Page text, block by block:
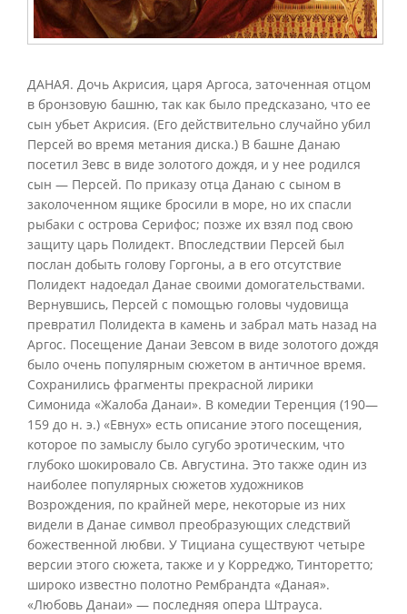
ДАНАЯ. Дочь Акрисия, царя Аргоса, заточенная отцом
в бронзовую башню, так как было предсказано, что ее
сын убьет Акрисия. (Его действительно случайно убил
Персей во время метания диска.) В башне Данаю
посетил Зевс в виде золотого дождя, и у нее родился
сын — Персей. По приказу отца Данаю с сыном в
заколоченном ящике бросили в море, но их спасли
рыбаки с острова Серифос; позже их взял под свою
защиту царь Полидект. Впоследствии Персей был
послан добыть голову Горгоны, а в его отсутствие
Полидект надоедал Данае своими домогательствами.
Вернувшись, Персей с помощью головы чудовища
превратил Полидекта в камень и забрал мать назад на
Аргос. Посещение Данаи Зевсом в виде золотого дождя
было очень популярным сюжетом в античное время.
Сохранились фрагменты прекрасной лирики
Симонида «Жалоба Данаи». В комедии Теренция (190—
159 до н. э.) «Евнух» есть описание этого посещения,
которое по замыслу было сугубо эротическим, что
глубоко шокировало Св. Августина. Это также один из
наиболее популярных сюжетов художников
Возрождения, по крайней мере, некоторые из них
видели в Данае символ преобразующих следствий
божественной любви. У Тициана существуют четыре
версии этого сюжета, также и у Корреджо, Тинторетто;
широко известно полотно Рембрандта «Даная».
«Любовь Данаи» — последняя опера Штрауса.